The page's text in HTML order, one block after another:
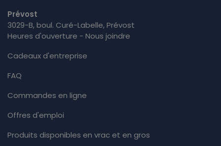
Prévost
3029-B, boul. Curé-Labelle, Prévost
Heures d'ouverture - Nous joindre
Cadeaux d'entreprise
FAQ
Commandes en ligne
Offres d'emploi
Produits disponibles en vrac et en gros